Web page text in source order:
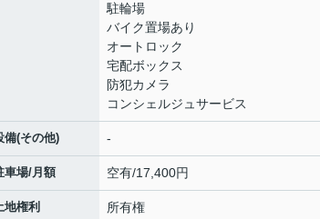
駐輪場
バイク置場あり
オートロック
宅配ボックス
防犯カメラ
コンシェルジュサービス
備(その他) -
車場/月額 空有/17,400円
地権利 所有権